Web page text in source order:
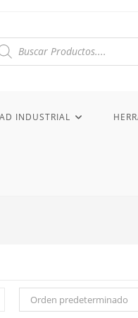
INDUSTRIAL
Orden predeterminado